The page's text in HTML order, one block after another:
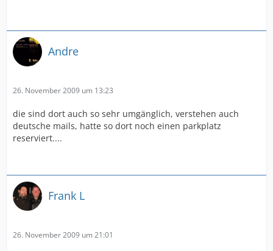
Andre
26. November 2009 um 13:23
die sind dort auch so sehr umgänglich, verstehen auch
deutsche mails, hatte so dort noch einen parkplatz
reserviert....
Frank L
26. November 2009 um 21:01